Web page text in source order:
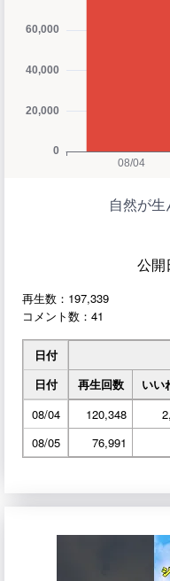
自然が
公開
再生数：197,339
コメント数：41
日付
日付
再生回数 いい
08/04
120,348
08/05
76,991